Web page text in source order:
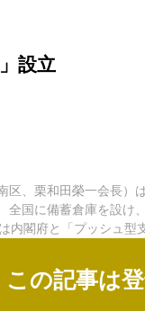
設立
、栗和田榮一会長）
全国に備蓄倉庫を設
内閣府と「プッシュ型
この記事は